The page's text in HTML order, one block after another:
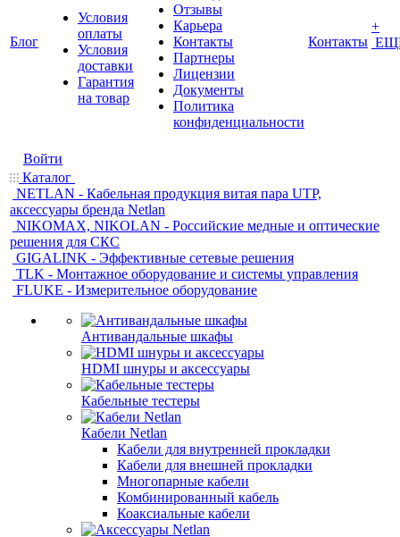
Блог
Условия
оплаты
Условия
доставки
Гарантия
на товар
Отзывы
Карьера
Контакты
Партнеры
Лицензии
Документы
Политика
конфиденциальности
Контакты
+
Войти
Каталог
NETLAN - Кабельная продукция витая пара UTP,
аксессуары бренда Netlan
NIKOMAX, NIKOLAN - Российские медные и оптические
решения для СКС
GIGALINK - Эффективные сетевые решения
TLK - Монтажное оборудование и системы управления
FLUKE - Измерительное оборудование
Антивандальные шкафы
HDMI шнуры и аксессуары
Кабельные тестеры
Кабели Netlan
Кабели для внутренней прокладки
Кабели для внешней прокладки
Многопарные кабели
Комбинированный кабель
Коаксиальные кабели